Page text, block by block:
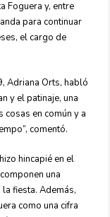
Foguera y, entre
para continuar
el cargo de
Adriana Orts, habló
y el patinaje, una
cosas en común y a
comentó.
hincapié en el
una
fiesta. Además,
como una cifra